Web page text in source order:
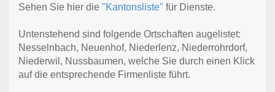
Sehen Sie hier die "Kantonsliste" für Dienste.
Untenstehend sind folgende Ortschaften augelistet:
Nesselnbach, Neuenhof, Niederlenz, Niederrohrdorf,
Niederwil, Nussbaumen, welche Sie durch einen Klick
auf die entsprechende Firmenliste führt.